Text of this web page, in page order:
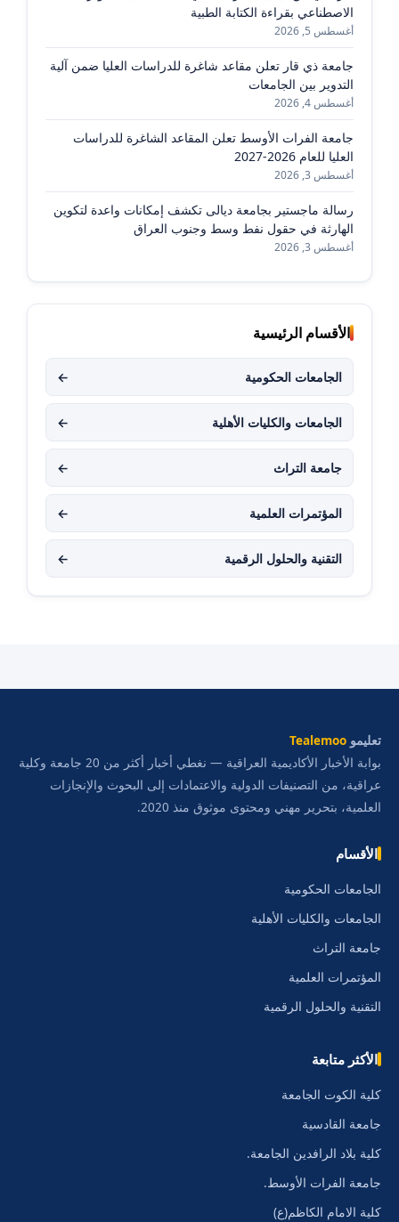
الاصطناعي بقراءة الكتابة الطبية
أغسطس 5, 2026
جامعة ذي قار تعلن مقاعد شاغرة للدراسات العليا ضمن آلية
التدوير بين الجامعات
أغسطس 4, 2026
جامعة الفرات الأوسط تعلن المقاعد الشاغرة للدراسات
العليا للعام 2026-2027
أغسطس 3, 2026
رسالة ماجستير بجامعة ديالى تكشف إمكانات واعدة لتكوين
الهارثة في حقول نفط وسط وجنوب العراق
أغسطس 3, 2026
الأقسام الرئيسية
الجامعات الحكومية ←
الجامعات والكليات الأهلية ←
جامعة التراث ←
المؤتمرات العلمية ←
التقنية والحلول الرقمية ←
تعليمو Tealemoo
بوابة الأخبار الأكاديمية العراقية — نغطي أخبار أكثر من 20 جامعة وكلية
عراقية، من التصنيفات الدولية والاعتمادات إلى البحوث والإنجازات
العلمية، بتحرير مهني ومحتوى موثوق منذ 2020.
الأقسام
الجامعات الحكومية
الجامعات والكليات الأهلية
جامعة التراث
المؤتمرات العلمية
التقنية والحلول الرقمية
الأكثر متابعة
كلية الكوت الجامعة
جامعة القادسية
كلية بلاد الرافدين الجامعة.
جامعة الفرات الأوسط.
كلية الامام الكاظم(ع)